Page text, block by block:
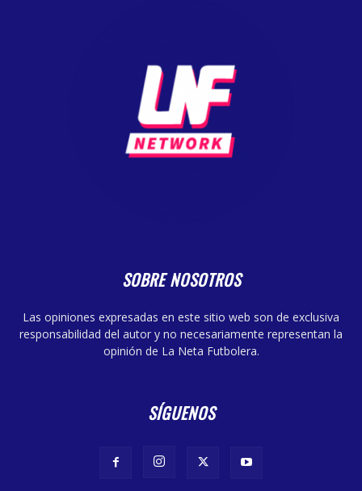
SOBRE NOSOTROS
Las opiniones expresadas en este sitio web son de exclusiva
responsabilidad del autor y no necesariamente representan la
opinión de La Neta Futbolera.
SÍGUENOS